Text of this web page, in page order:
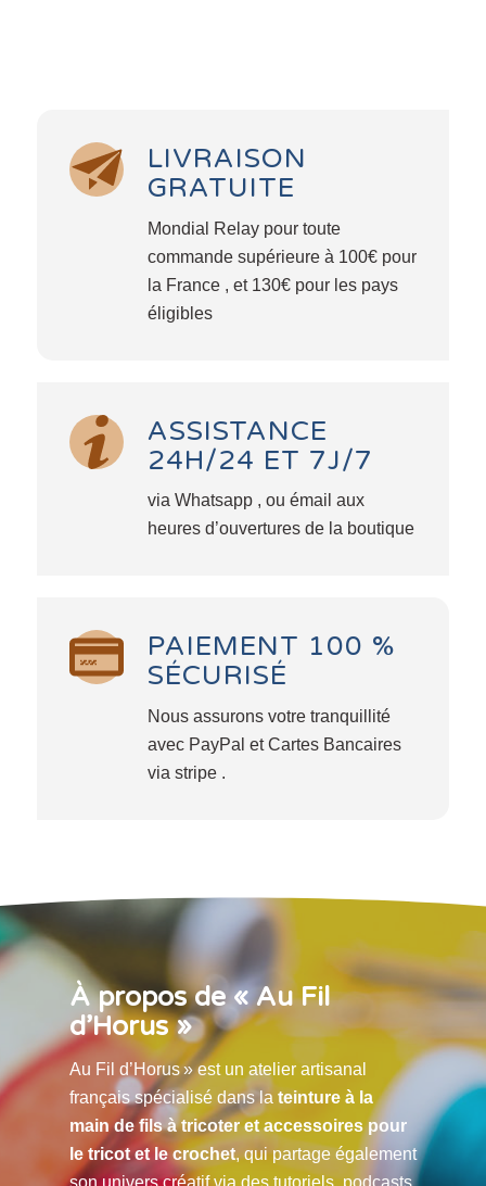
LIVRAISON
GRATUITE
Mondial Relay pour toute
commande supérieure à 100€ pour
la France , et 130€ pour les pays
éligibles
ASSISTANCE
24H/24 ET 7J/7
via Whatsapp , ou émail aux
heures d’ouvertures de la boutique
PAIEMENT 100 %
SÉCURISÉ
Nous assurons votre tranquillité
avec PayPal et Cartes Bancaires
via stripe .
À propos de « Au Fil
d’Horus »
Au Fil d’Horus » est un atelier artisanal
français spécialisé dans la teinture à la
main de fils à tricoter et accessoires pour
le tricot et le crochet, qui partage également